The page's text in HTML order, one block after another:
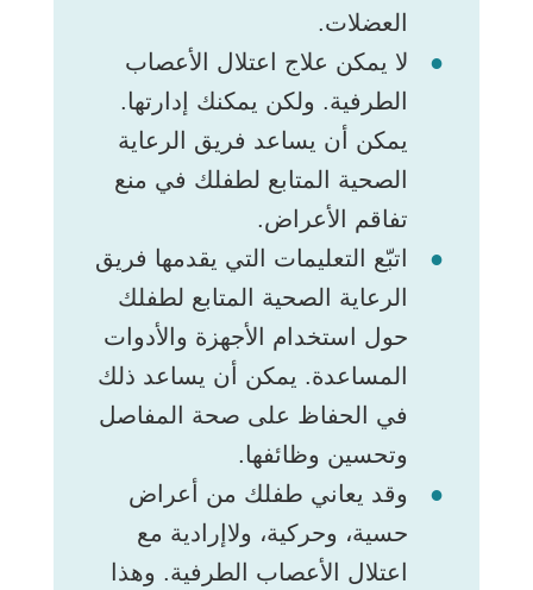
العضلات.
لا يمكن علاج اعتلال الأعصاب
الطرفية. ولكن يمكنك إدارتها.
يمكن أن يساعد فريق الرعاية
الصحية المتابع لطفلك في منع
تفاقم الأعراض.
اتبّع التعليمات التي يقدمها فريق
الرعاية الصحية المتابع لطفلك
حول استخدام الأجهزة والأدوات
المساعدة. يمكن أن يساعد ذلك
في الحفاظ على صحة المفاصل
وتحسين وظائفها.
وقد يعاني طفلك من أعراض
حسية، وحركية، ولاإرادية مع
اعتلال الأعصاب الطرفية. وهذا